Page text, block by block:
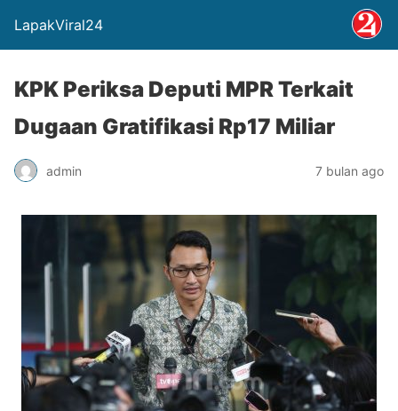
LapakViral24
KPK Periksa Deputi MPR Terkait
Dugaan Gratifikasi Rp17 Miliar
admin 7 bulan ago